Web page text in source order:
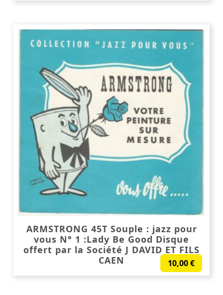
ARMSTRONG 45T Souple : jazz pour
vous N° 1 :Lady Be Good Disque
offert par la Société J DAVID ET FILS
CAEN
10,00€